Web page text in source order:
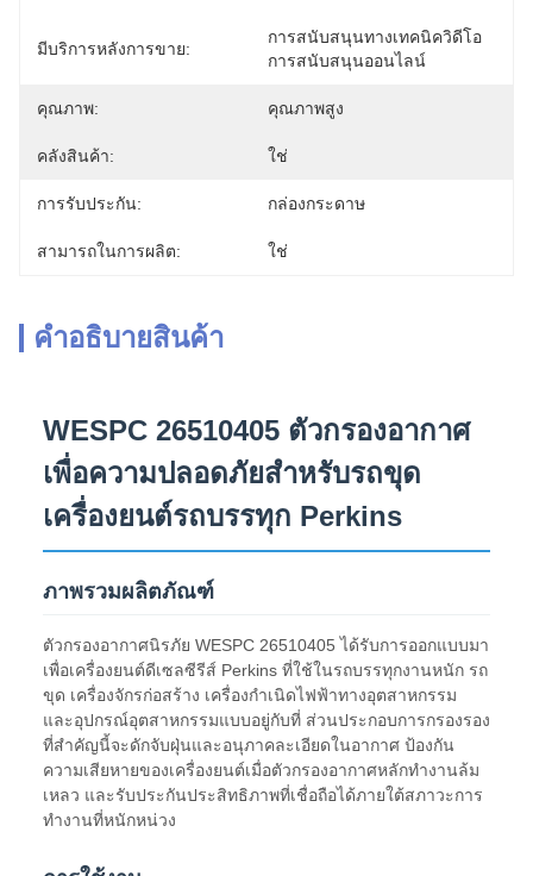
มีบริการหลังการขาย:
การสนับสนุนทางเทคนิควิดีโอ
การสนับสนุนออนไลน์
คุณภาพ: คุณภาพสูง
คลังสินค้า: ใช่
การรับประกัน: กล่องกระดาษ
สามารถในการผลิต: ใช่
คําอธิบายสินค้า
WESPC 26510405 ตัวกรองอากาศ
เพื่อความปลอดภัยสำหรับรถขุด
เครื่องยนต์รถบรรทุก Perkins
ภาพรวมผลิตภัณฑ์
ตัวกรองอากาศนิรภัย WESPC 26510405 ได้รับการออกแบบมา
เพื่อเครื่องยนต์ดีเซลซีรีส์ Perkins ที่ใช้ในรถบรรทุกงานหนัก รถ
ขุด เครื่องจักรก่อสร้าง เครื่องกำเนิดไฟฟ้าทางอุตสาหกรรม
และอุปกรณ์อุตสาหกรรมแบบอยู่กับที่ ส่วนประกอบการกรองรอง
ที่สำคัญนี้จะดักจับฝุ่นและอนุภาคละเอียดในอากาศ ป้องกัน
ความเสียหายของเครื่องยนต์เมื่อตัวกรองอากาศหลักทำงานล้ม
เหลว และรับประกันประสิทธิภาพที่เชื่อถือได้ภายใต้สภาวะการ
ทำงานที่หนักหน่วง